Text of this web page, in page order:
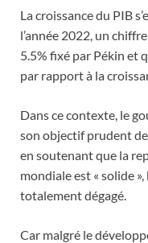
La croissance du PIB
l’année 2022, un
5.5% fixé par Pékin et
par rapport à la
Dans ce contexte, le
son objectif prudent
en soutenant que la
mondiale est « solide
totalement dégagé.
Car malgré le